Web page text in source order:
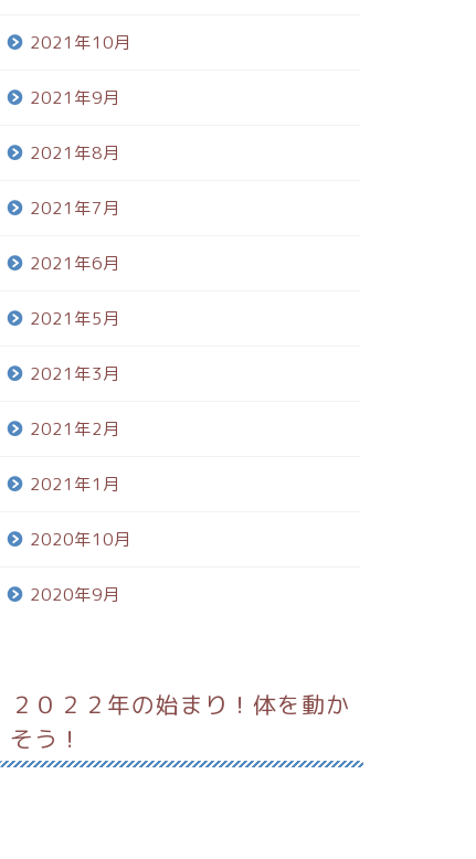
2021年10月
2021年9月
2021年8月
2021年7月
2021年6月
2021年5月
2021年3月
2021年2月
2021年1月
2020年10月
2020年9月
２０２２年の始まり！体を動か
そう！